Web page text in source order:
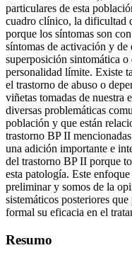
particulares de esta
cuadro clínico, la dificultad
porque los síntomas son
síntomas de activación y de
superposición sintomática
personalidad límite. Existe
el trastorno de abuso o
viñetas tomadas de nuestra
diversas problemáticas
población y que están
trastorno BP II
una adición importante e
del trastorno BP II porque
esta patología. Este
preliminar y somos de la
sistemáticos posteriores
formal su eficacia en el
Resumo